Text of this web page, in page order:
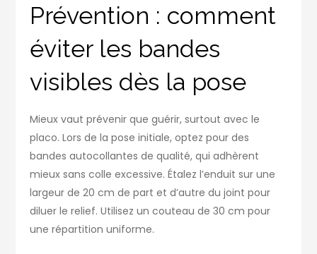
Prévention : comment
éviter les bandes
visibles dès la pose
Mieux vaut prévenir que guérir, surtout avec le
placo. Lors de la pose initiale, optez pour des
bandes autocollantes de qualité, qui adhèrent
mieux sans colle excessive. Étalez l’enduit sur une
largeur de 20 cm de part et d’autre du joint pour
diluer le relief. Utilisez un couteau de 30 cm pour
une répartition uniforme.